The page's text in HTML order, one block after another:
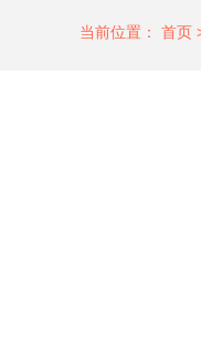
当前位置： 首页